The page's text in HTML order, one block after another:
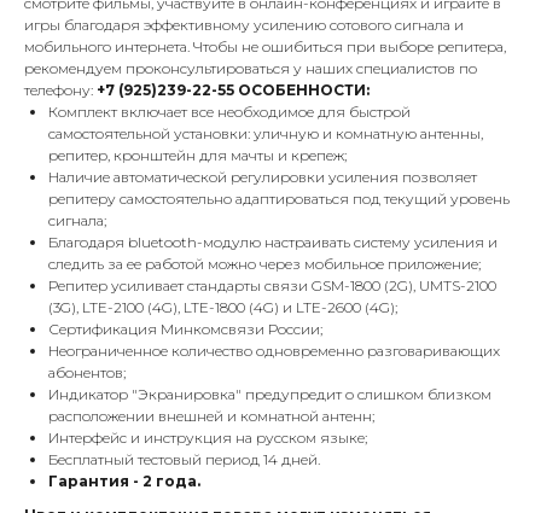
игры благодаря эффективному усилению сотового сигнала и
мобильного интернета. Чтобы не ошибиться при выборе репитера,
рекомендуем проконсультироваться у наших специалистов по
телефону: +7 (925)239-22-55 ОСОБЕННОСТИ:
Комплект включает все необходимое для быстрой
самостоятельной установки: уличную и комнатную антенны,
репитер, кронштейн для мачты и крепеж;
Наличие автоматической регулировки усиления позволяет
репитеру самостоятельно адаптироваться под текущий уровень
сигнала;
Благодаря bluetooth-модулю настраивать систему усиления и
следить за ее работой можно через мобильное приложение;
Репитер усиливает стандарты связи GSM-1800 (2G), UMTS-2100
(3G), LTE-2100 (4G), LTE-1800 (4G) и LTE-2600 (4G);
Сертификация Минкомсвязи России;
Неограниченное количество одновременно разговаривающих
абонентов;
Индикатор "Экранировка" предупредит о слишком близком
расположении внешней и комнатной антенн;
Интерфейс и инструкция на русском языке;
Бесплатный тестовый период 14 дней.
Гарантия - 2 года.